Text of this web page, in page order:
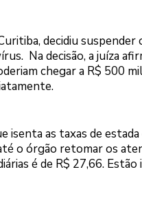
decidiu
Na decisão, a juíza
chegar a R$ 500
isenta as taxas de
o órgão retomar os
é de R$ 27,66.